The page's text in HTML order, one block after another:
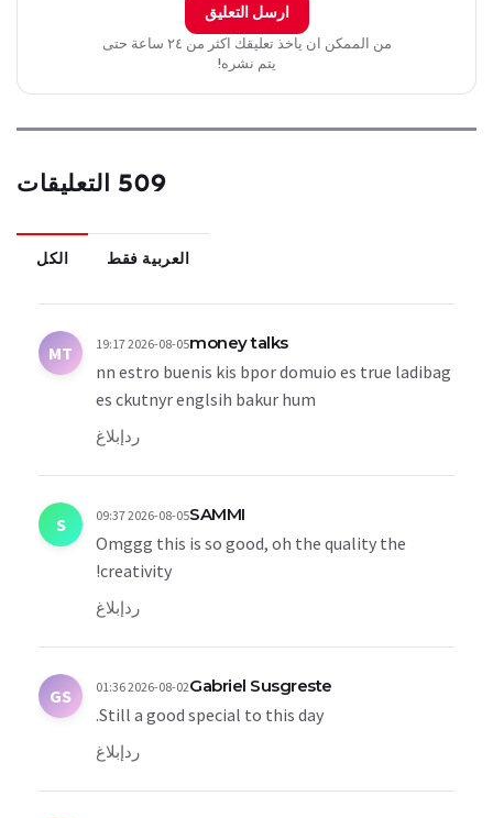
ارسل التعليق
من الممكن ان ياخذ تعليقك اكثر من ٢٤ ساعة حتى
يتم نشره!
509 التعليقات
الكل العربية فقط
MT money talks
2026-08-05 19:17
nn estro buenis kis bpor domuio es true ladibag
es ckutnyr englsih bakur hum
ردإبلاغ
S SAMMI
2026-08-05 09:37
Omggg this is so good, oh the quality the
creativity!
ردإبلاغ
GS Gabriel Susgreste
2026-08-02 01:36
Still a good special to this day.
ردإبلاغ